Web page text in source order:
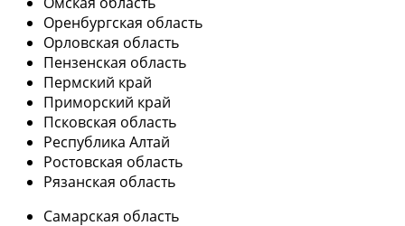
Оренбургская область
Орловская область
Пензенская область
Пермский край
Приморский край
Псковская область
Республика Алтай
Ростовская область
Рязанская область
Самарская область